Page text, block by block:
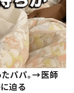
パパ。→医師
迫る